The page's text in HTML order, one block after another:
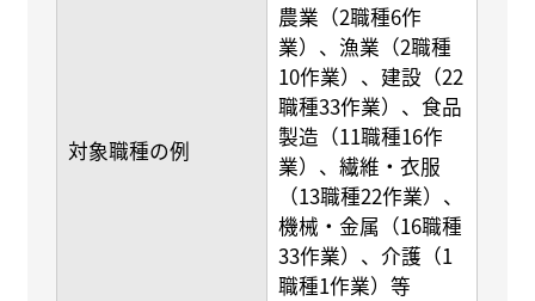
対象職種の例
農業（2職種6作
業）、漁業（2職種
10作業）、建設（22
職種33作業）、食品
製造（11職種16作
業）、繊維・衣服
（13職種22作業）、
機械・金属（16職種
33作業）、介護（1
職種1作業）等